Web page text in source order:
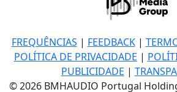
FREQUÊNCIAS | FEEDBACK|
POLÍTICA DE PRIVACIDADE |
PUBLICIDADE |
© 2026 BMHAUDIO Portugal